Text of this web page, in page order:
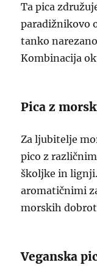
Ta pica
paradižnikovo
tanko
Kombinacija
Pica z
Za ljubitelje
pico z
školjke in
aromatičnimi
morskih
Veganska